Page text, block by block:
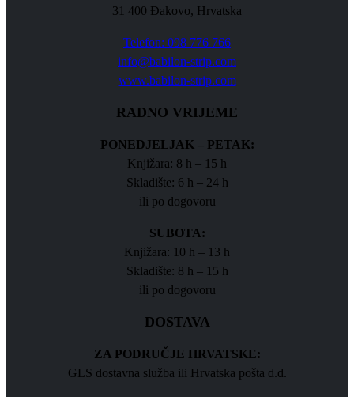
31 400 Đakovo, Hrvatska
Telefon: 098 776 766
info@babilon-strip.com
www.babilon-strip.com
RADNO VRIJEME
PONEDJELJAK – PETAK:
Knjižara: 8 h – 15 h
Skladište: 6 h – 24 h
ili po dogovoru
SUBOTA:
Knjižara: 10 h – 13 h
Skladište: 8 h – 15 h
ili po dogovoru
DOSTAVA
ZA PODRUČJE HRVATSKE:
GLS dostavna služba ili Hrvatska pošta d.d.